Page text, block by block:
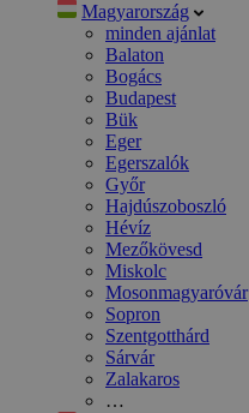
Magyarország
minden ajánlat
Balaton
Bogács
Budapest
Bük
Eger
Egerszalók
Győr
Hajdúszoboszló
Hévíz
Mezőkövesd
Miskolc
Mosonmagyaróvár
Sopron
Szentgotthárd
Sárvár
Zalakaros
…